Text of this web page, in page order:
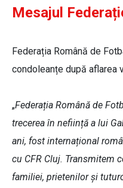
Mesajul
Federația Română de
condoleanțe după aflarea
„Federația Română de
trecerea în neființă a lui
ani, fost internațional
cu CFR Cluj. Transmitem
familiei, prietenilor și